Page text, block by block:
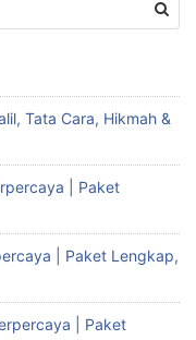
Tata Cara, Hikmah &
| Paket
| Paket Lengkap,
| Paket